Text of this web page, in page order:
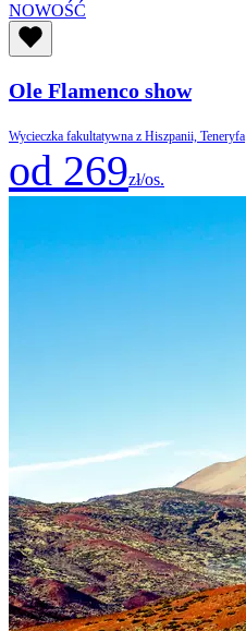
NOWOŚĆ
Ole Flamenco show
Wycieczka fakultatywna z Hiszpanii, Teneryfa
od 269zł/os.